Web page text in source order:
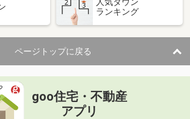
ランキング
ページトップに戻る
goo住宅・不動産
アプリ